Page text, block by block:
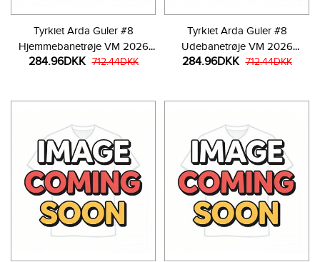
Tyrkiet Arda Guler #8
Hjemmebanetrøje VM 2026
Kortærmet
284.96DKK 712.44DKK
Tyrkiet Arda Guler #8
Udebanetrøje VM 2026
Kortærmet
284.96DKK 712.44DKK